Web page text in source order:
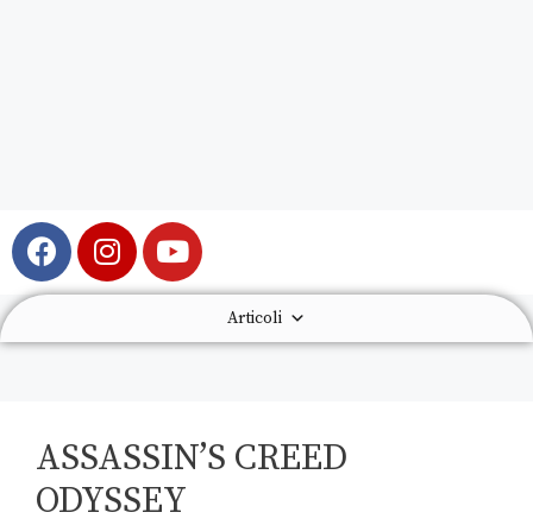
Articoli
ASSASSIN’S CREED
ODYSSEY